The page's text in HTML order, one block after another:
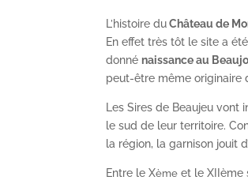
L’histoire duChâteau de
En effet très tôt le site a
donné naissance au
peut-être même originaire
Les Sires de Beaujeu vont
le sud de leur territoire.
la région, la garnison jouit
Entre le Xème et le XIIème